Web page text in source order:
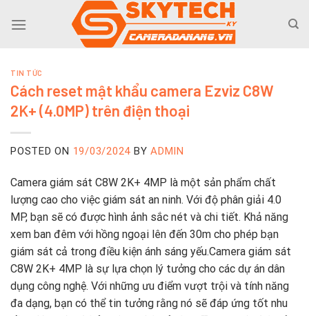
TIN TỨC
Cách reset mật khẩu camera Ezviz C8W
2K+ (4.0MP) trên điện thoại
POSTED ON 19/03/2024 BY ADMIN
Camera giám sát C8W 2K+ 4MP là một sản phẩm chất
lượng cao cho việc giám sát an ninh. Với độ phân giải 4.0
MP, bạn sẽ có được hình ảnh sắc nét và chi tiết. Khả năng
xem ban đêm với hồng ngoại lên đến 30m cho phép bạn
giám sát cả trong điều kiện ánh sáng yếu.Camera giám sát
C8W 2K+ 4MP là sự lựa chọn lý tưởng cho các dự án dân
dụng công nghệ. Với những ưu điểm vượt trội và tính năng
đa dạng, bạn có thể tin tưởng rằng nó sẽ đáp ứng tốt nhu